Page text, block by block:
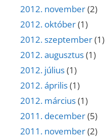
2012. november(2)
2012. október(1)
2012. szeptember(1)
2012. augusztus(1)
2012. július(1)
2012. április(1)
2012. március(1)
2011. december(5)
2011. november(2)